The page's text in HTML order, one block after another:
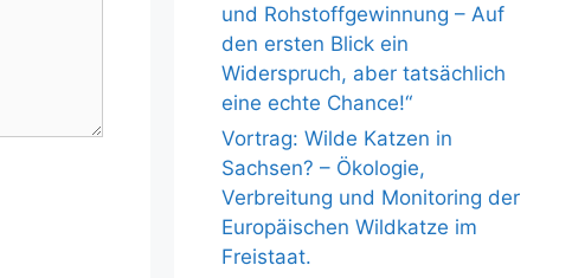
und Rohstoffgewinnung – Auf
den ersten Blick ein
Widerspruch, aber tatsächlich
eine echte Chance!“
Vortrag: Wilde Katzen in
Sachsen? – Ökologie,
Verbreitung und Monitoring der
Europäischen Wildkatze im
Freistaat.